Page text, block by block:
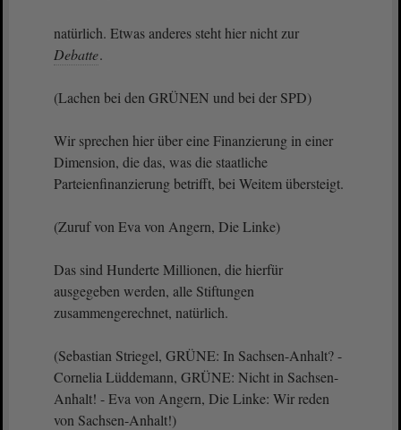
natürlich. Etwas anderes steht hier nicht zur
Debatte.
(Lachen bei den GRÜNEN und bei der SPD)
Wir sprechen hier über eine Finanzierung in einer
Dimension, die das, was die staatliche
Parteienfinanzierung betrifft, bei Weitem übersteigt.
(Zuruf von Eva von Angern, Die Linke)
Das sind Hunderte Millionen, die hierfür
ausgegeben werden, alle Stiftungen
zusammengerechnet, natürlich.
(Sebastian Striegel, GRÜNE: In Sachsen-Anhalt? -
Cornelia Lüddemann, GRÜNE: Nicht in Sachsen-
Anhalt! - Eva von Angern, Die Linke: Wir reden
von Sachsen-Anhalt!)